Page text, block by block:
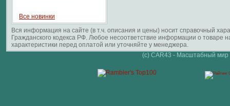
Все новинки
Вся информация на сайте (в т.ч. описания и цены) носит справочный
Гражданского кодекса РФ. Любое несоответствие информации о
характеристики перед оплатой или уточняйте у менеджера.
(c) CAR43 - Масштабный мир